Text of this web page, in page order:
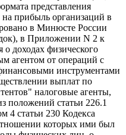
представления
прибыль организаций в
в Минюсте России
в Приложении N 2 к
доходах физического
агентом от операций с
инструментами
выплат по
налоговые агенты,
положений статьи 226.1
4 статьи 230 Кодекса
которых ими был